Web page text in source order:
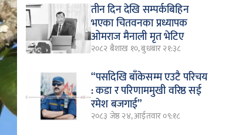
तीन दिन देखि सम्पर्कबिहिन
भएका चितवनका प्रध्यापक
ओमराज मैनाली मृत भेटिए
२०८२ बैशाख १०, बुधबार २१:३८
“पर्सादेखि बाँकेसम्म एउटै परिचय
: कडा र परिणाममुखी वरिष्ठ सई
रमेश बजगाई”
२०८३ जेष्ठ २४, आईतवार ०९:१८